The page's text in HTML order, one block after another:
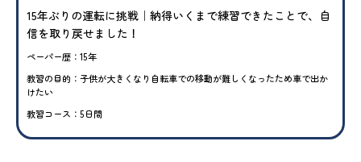
15年ぶりの運転に挑戦｜納得いくまで練習できたことで、自
信を取り戻せました！
ペーパー歴：15年
教習の目的：子供が大きくなり自転車での移動が難しくなったため車で出か
けたい
教習コース：5日間